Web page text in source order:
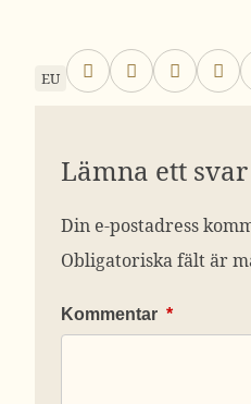
EU
Lämna ett svar
Din e-postadress
Obligatoriska fält är
Kommentar *